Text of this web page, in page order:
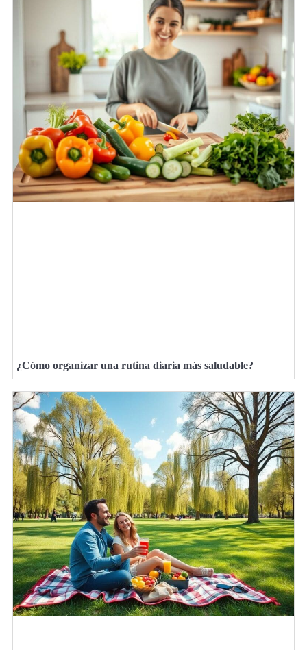
¿Cómo organizar una rutina diaria más saludable?